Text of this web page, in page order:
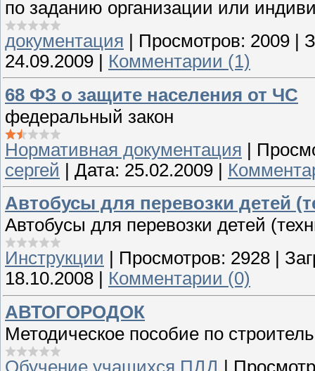
по заданию организации или
документация
Просмотров: 2009
24.09.2009
Комментарии (1)
68 ФЗ о защите населения от ЧС
федеральный закон
Нормативная документация |
сергей | Дата: 25.02.2009 |
Автобусы для перевозки детей
Автобусы для перевозки детей
Инструкции
Просмотров: 2928
18.10.2008
Комментарии (0)
АВТОГОРОДОК
Методическое пособие по
Обучение учащихся ПДД